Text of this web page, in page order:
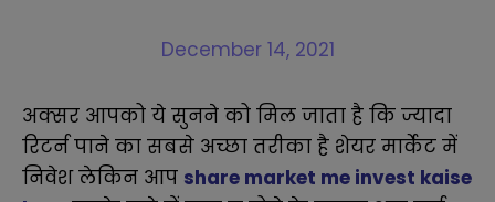
December 14, 2021
अक्सर आपको ये सुनने को मिल जाता है कि ज्यादा
रिटर्न पाने का सबसे अच्छा तरीका है शेयर मार्केट में
निवेश लेकिन आप share market me invest kaise